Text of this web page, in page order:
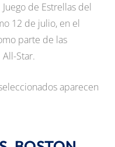
de Estrellas del
12 de julio, en el
parte de las
Star.
aparecen